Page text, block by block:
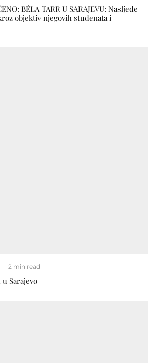
BÉLA TARR U SARAJEVU: Nasljeđe
objektiv njegovih studenata i
· 2 min read
Sarajevo